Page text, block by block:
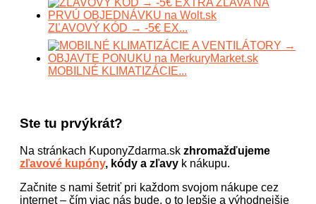
ZĽAVOVÝ KÓD → -5€ EX...
MOBILNÉ KLIMATIZÁCIE...
Ste tu prvýkrát?
Na stránkach KuponyZdarma.sk zhromažďujeme
zľavové kupóny, kódy a zľavy k nákupu.
Začnite s nami šetriť pri každom svojom nákupe cez
internet – čím viac nás bude, o to lepšie a výhodnejšie